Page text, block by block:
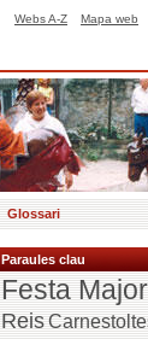
Webs A-Z Mapa web
Glossari
Paraules clau
Festa Major
Reis